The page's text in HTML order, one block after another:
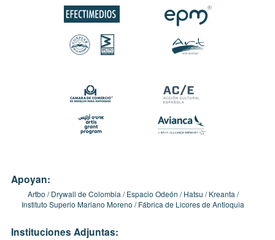
Apoyan:
Artbo Drywall de Colombia Espacio Odeón Hatsu
Kreanta
Instituto Superio Mariano Moreno
Fábrica de Licores de Antioquia
Instituciones Adjuntas: